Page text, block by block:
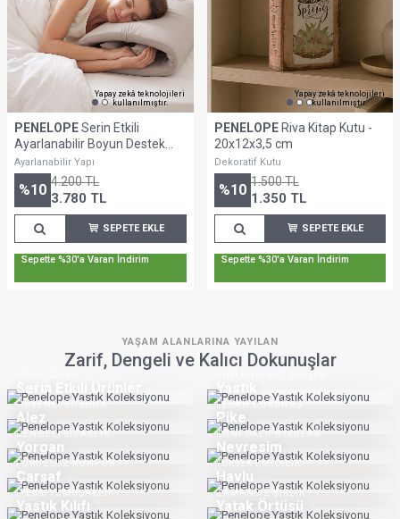
Yapay zekâ teknolojileri
kullanılmıştır.
PENELOPESerin Etkili
Ayarlanabilir Boyun Destek
Yastığı - Align Duo
Ayarlanabilir Yapı
%10 4.200TL
3.780 TL
SEPETE EKLE
Sepette %30'a Varan İndirim
Yapay zekâ teknolojileri
kullanılmıştır.
PENELOPERiva Kitap Kutu -
20x12x3,5 cm
Dekoratif Kutu
%10 1.500TL
1.350 TL
SEPETE EKLE
Sepette %30'a Varan İndirim
YAŞAM ALANLARINA YAYILAN
Zarif, Dengeli ve Kalıcı Dokunuşlar